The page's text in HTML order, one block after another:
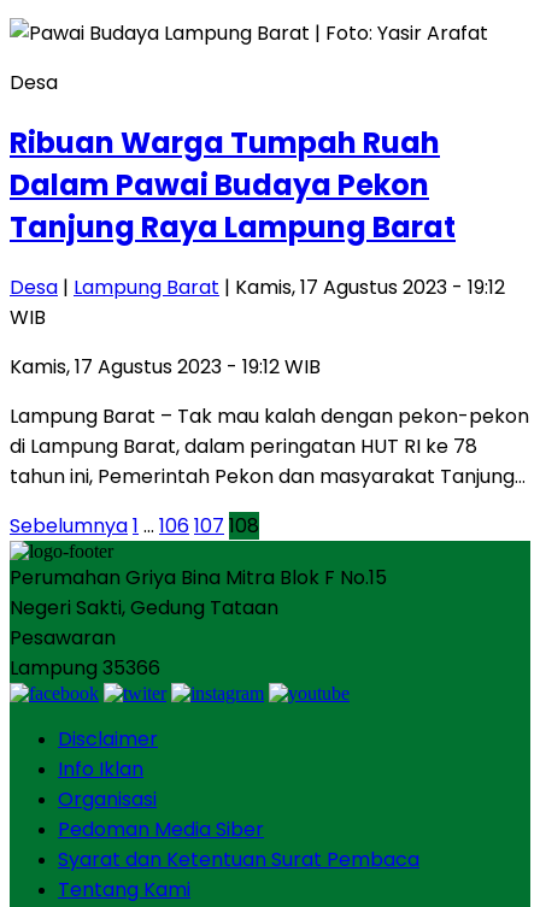
Desa
Ribuan Warga Tumpah Ruah
Dalam Pawai Budaya Pekon
Tanjung Raya Lampung Barat
Desa | Lampung Barat | Kamis, 17 Agustus 2023 - 19:12
WIB
Kamis, 17 Agustus 2023 - 19:12 WIB
Lampung Barat – Tak mau kalah dengan pekon-pekon
di Lampung Barat, dalam peringatan HUT RI ke 78
tahun ini, Pemerintah Pekon dan masyarakat Tanjung…
Paginasi
pos
Sebelumnya1 … 106107 108
Perumahan Griya Bina Mitra Blok F No.15
Negeri Sakti, Gedung Tataan
Pesawaran
Lampung 35366
Disclaimer
Info Iklan
Organisasi
Pedoman Media Siber
Syarat dan Ketentuan Surat Pembaca
Tentang Kami